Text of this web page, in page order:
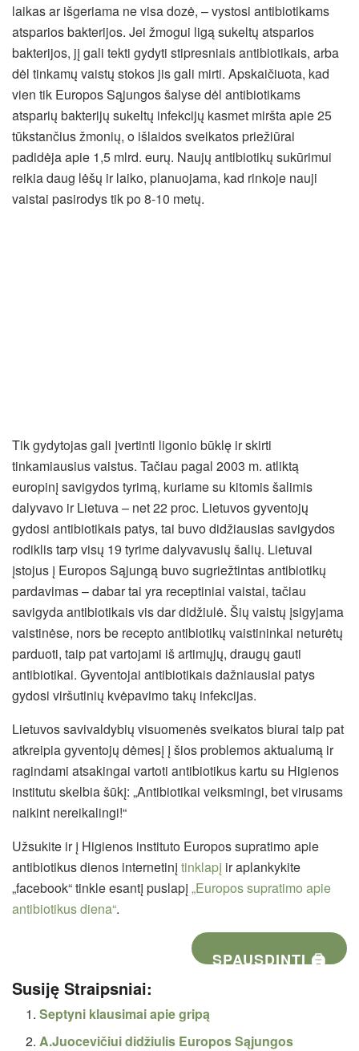
laikas ar išgeriama ne visa dozė, – vystosi antibiotikams
atsparios bakterijos. Jei žmogui ligą sukeltų atsparios
bakterijos, jį gali tekti gydyti stipresniais antibiotikais, arba
dėl tinkamų vaistų stokos jis gali mirti. Apskaičiuota, kad
vien tik Europos Sąjungos šalyse dėl antibiotikams
atsparių bakterijų sukeltų infekcijų kasmet miršta apie 25
tūkstančius žmonių, o išlaidos sveikatos priežiūrai
padidėja apie 1,5 mlrd. eurų. Naujų antibiotikų sukūrimui
reikia daug lėšų ir laiko, planuojama, kad rinkoje nauji
vaistai pasirodys tik po 8-10 metų.
Tik gydytojas gali įvertinti ligonio būklę ir skirti
tinkamiausius vaistus. Tačiau pagal 2003 m. atliktą
europinį savigydos tyrimą, kuriame su kitomis šalimis
dalyvavo ir Lietuva – net 22 proc. Lietuvos gyventojų
gydosi antibiotikais patys, tai buvo didžiausias savigydos
rodiklis tarp visų 19 tyrime dalyvavusių šalių. Lietuvai
įstojus į Europos Sąjungą buvo sugriežtintas antibiotikų
pardavimas – dabar tai yra receptiniai vaistai, tačiau
savigyda antibiotikais vis dar didžiulė. Šių vaistų įsigyjama
vaistinėse, nors be recepto antibiotikų vaistininkai neturėtų
parduoti, taip pat vartojami iš artimųjų, draugų gauti
antibiotikai. Gyventojai antibiotikais dažniausiai patys
gydosi viršutinių kvėpavimo takų infekcijas.
Lietuvos savivaldybių visuomenės sveikatos biurai taip pat
atkreipia gyventojų dėmesį į šios problemos aktualumą ir
ragindami atsakingai vartoti antibiotikus kartu su Higienos
institutu skelbia šūkį: „Antibiotikai veiksmingi, bet virusams
naikint nereikalingi!“
Užsukite ir į Higienos instituto Europos supratimo apie
antibiotikus dienos internetinį tinklapį ir aplankykite
„facebook“ tinkle esantį puslapį „Europos supratimo apie
antibiotikus diena“.
SPAUSDINTI 🖨
Susiję Straipsniai:
Septyni klausimai apie gripą
A.Juocevičiui didžiulis Europos Sąjungos